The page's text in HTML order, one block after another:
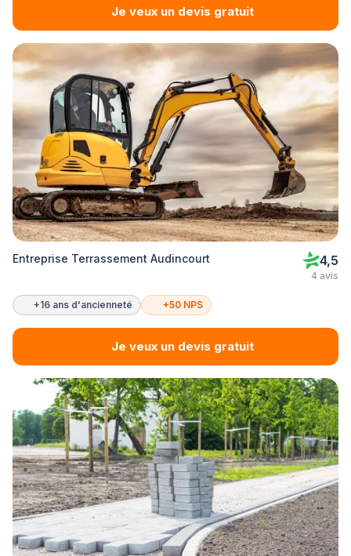
Je veux un devis gratuit
Entreprise Terrassement Audincourt 4,5
4 avis
+16 ans d'ancienneté +50 NPS
Je veux un devis gratuit